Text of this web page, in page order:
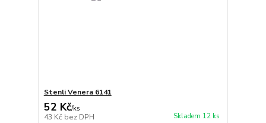
Stenli Venera 6141
52 Kč/ks
43 Kč bez DPH Skladem 12 ks